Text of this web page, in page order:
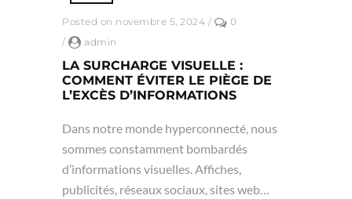
Posted on novembre 5, 2024 /
0
/
admin
LA SURCHARGE VISUELLE :
COMMENT ÉVITER LE PIÈGE DE
L’EXCÈS D’INFORMATIONS
Dans notre monde hyperconnecté, nous
sommes constamment bombardés
d’informations visuelles. Affiches,
publicités, réseaux sociaux, sites web…